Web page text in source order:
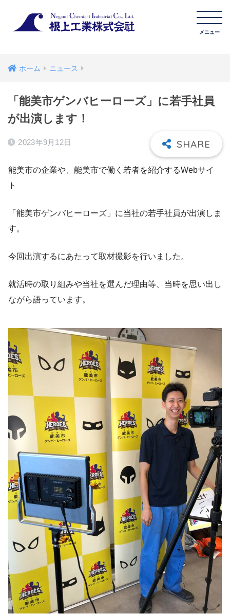
ホーム ニュース
「能美市ゲンバヒーローズ」に若手社員
が出演します！
2023年9月12日
能美市の企業や、能美市で働く若者を紹介するWebサイ
ト
「能美市ゲンバヒーローズ」に当社の若手社員が出演しま
す。
今回出演するにあたって取材撮影を行いました。
就活時の取り組みや当社を選んだ理由等、当時を思い出し
ながら語っています。